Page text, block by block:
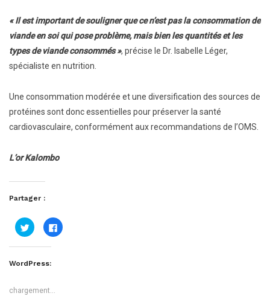
« Il est important de souligner que ce n’est pas la consommation de
viande en soi qui pose problème, mais bien les quantités et les
types de viande consommés », précise le Dr. Isabelle Léger,
spécialiste en nutrition.
Une consommation modérée et une diversification des sources de
protéines sont donc essentielles pour préserver la santé
cardiovasculaire, conformément aux recommandations de l’OMS.
L’or Kalombo
Partager :
Cliquez
pour
partager
sur
dans
une
Cliquez
pour
WordPress:
chargement…